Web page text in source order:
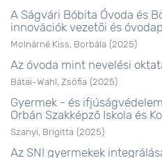
A Ságvári Bóbita Óvoda és
innovációk vezetői és
Molnárné Kiss, Borbála (2025)
Az óvoda mint nevelési
Bátai-Wahl, Zsófia (2025)
Gyermek - és
Orbán Szakképző Iskola és
Szanyi, Brigitta (2025)
Az SNI gyermekek